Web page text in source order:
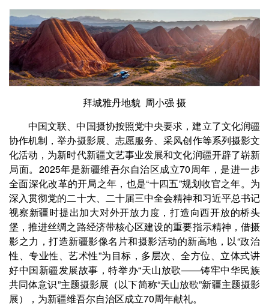
拜城雅丹地貌 周小强 摄
中国文联、中国摄协按照党中央要求，建立了文化润疆
协作机制，举办摄影展、志愿服务、采风创作等系列摄影文
化活动，为新时代新疆文艺事业发展和文化润疆开辟了崭新
局面。2025年是新疆维吾尔自治区成立70周年，是进一步
全面深化改革的开局之年，也是“十四五”规划收官之年。为
深入贯彻党的二十大、二十届三中全会精神和习近平总书记
视察新疆时提出加大对外开放力度，打造向西开放的桥头
堡，推进丝绸之路经济带核心区建设的重要指示精神，借摄
影之力，打造新疆影像名片和摄影活动的新高地，以“政治
性、专业性、艺术性”为目标，多层次、全方位、立体式讲
好中国新疆发展故事，特举办“天山放歌——铸牢中华民族
共同体意识”主题摄影展（以下简称“天山放歌”新疆主题摄影
展），为新疆维吾尔自治区成立70周年献礼。